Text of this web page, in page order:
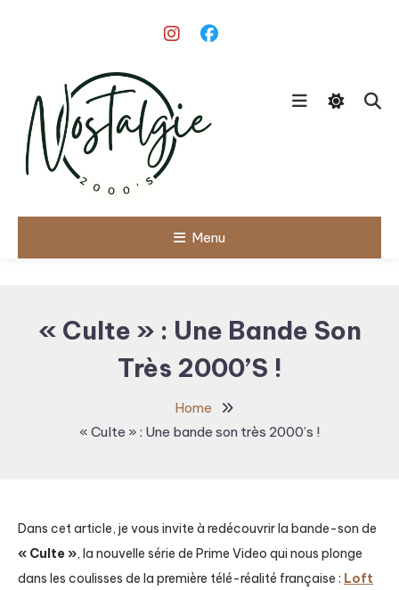
Nostalgie
Menu
« Culte » : Une Bande Son
Très 2000’s !
Home
« Culte » : Une bande son très 2000’s !
Dans cet article, je vous invite à redécouvrir la bande-son de
« Culte », la nouvelle série de Prime Video qui nous plonge
dans les coulisses de la première télé-réalité française : Loft